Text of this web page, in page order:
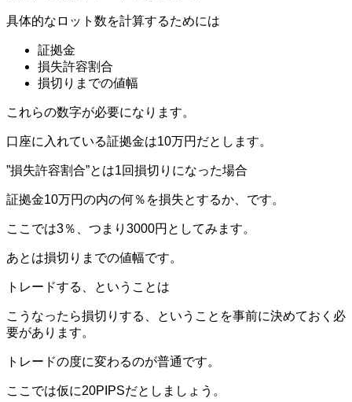
具体的なロット数を計算するためには
証拠金
損失許容割合
損切りまでの値幅
これらの数字が必要になります。
口座に入れている証拠金は10万円だとします。
”損失許容割合”とは1回損切りになった場合
証拠金10万円の内の何％を損失とするか、です。
ここでは3％、つまり3000円としてみます。
あとは損切りまでの値幅です。
トレードする、ということは
こうなったら損切りする、ということを事前に決めておく必
要があります。
トレードの度に変わるのが普通です。
ここでは仮に20PIPSだとしましょう。